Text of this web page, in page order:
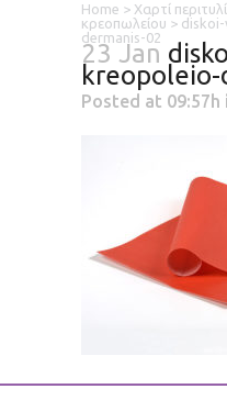
Home > Χαρτί
κρεοπωλείου >
dermanis-02
23 Jan
kreopoleio-
Posted at 09:57h